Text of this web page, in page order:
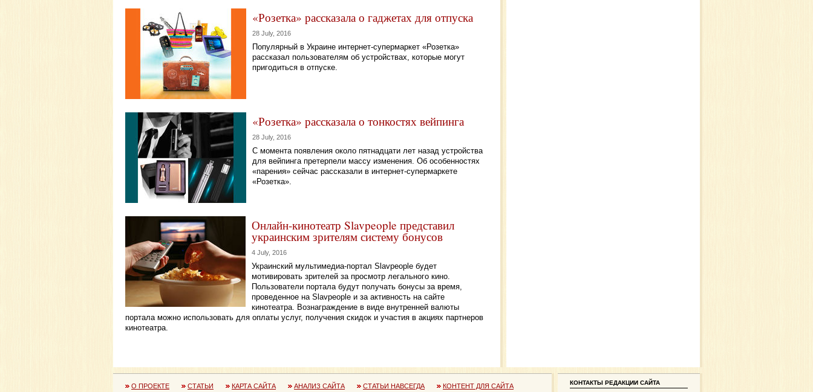
«Розетка» рассказала о гаджетах для отпуска
28 July, 2016
Популярный в Украине интернет-супермаркет «Розетка»
рассказал пользователям об устройствах, которые могут
пригодиться в отпуске.
«Розетка» рассказала о тонкостях вейпинга
28 July, 2016
С момента появления около пятнадцати лет назад устройства
для вейпинга претерпели массу изменения. Об особенностях
«парения» сейчас рассказали в интернет-супермаркете
«Розетка».
Онлайн-кинотеатр Slavpeople представил
украинским зрителям систему бонусов
4 July, 2016
Украинский мультимедиа-портал Slavpeople будет
мотивировать зрителей за просмотр легального кино.
Пользователи портала будут получать бонусы за время,
проведенное на Slavpeople и за активность на сайте
кинотеатра. Вознаграждение в виде внутренней валюты
портала можно использовать для оплаты услуг, получения скидок и участия в акциях партнеров
кинотеатра.
О ПРОЕКТЕ СТАТЬИ КАРТА САЙТА АНАЛИЗ САЙТА СТАТЬИ НАВСЕГДА КОНТЕНТ ДЛЯ САЙТА КОНТАКТЫ РЕДАКЦИИ САЙТА